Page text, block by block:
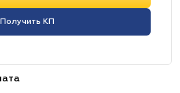
Получить КП